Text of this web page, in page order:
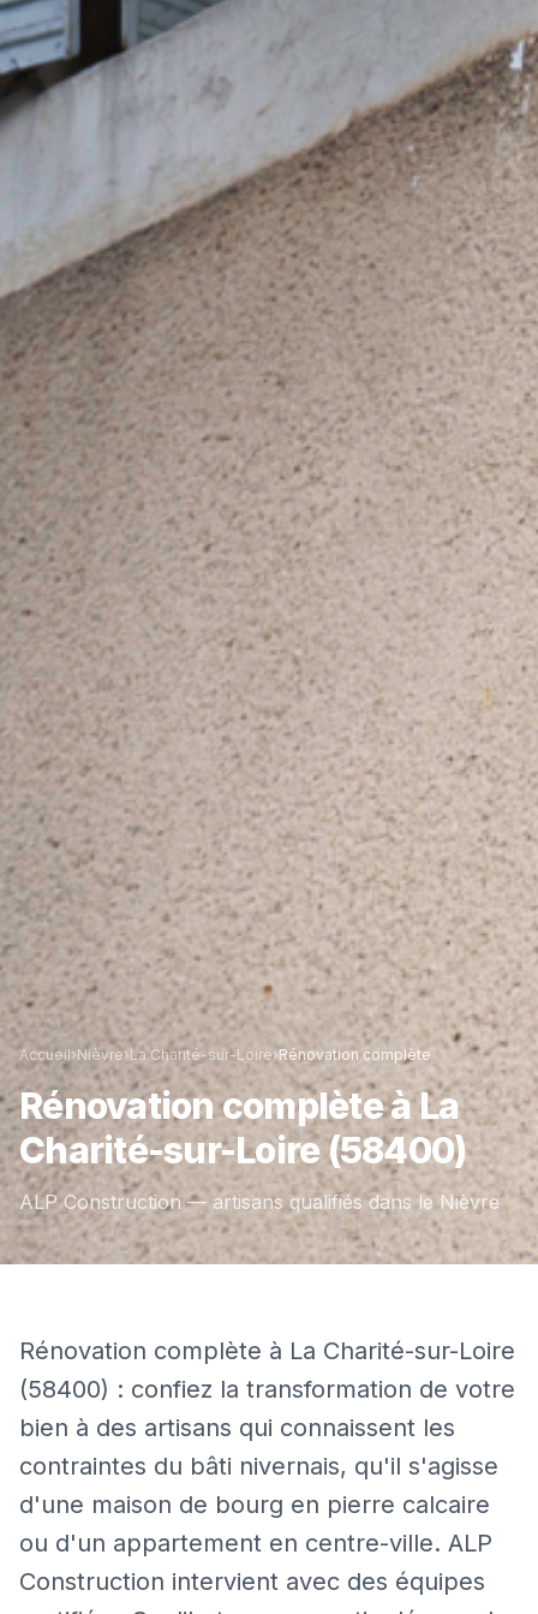
Accueil›Nièvre›La Charité-sur-Loire›Rénovation complète
Rénovation complèteàLa
Charité-sur-Loire(58400)
ALP Construction — artisans qualifiés dans leNièvre
Rénovation complète à La Charité-sur-Loire
(58400) : confiez la transformation de votre
bien à des artisans qui connaissent les
contraintes du bâti nivernais, qu'il s'agisse
d'une maison de bourg en pierre calcaire
ou d'un appartement en centre-ville. ALP
Construction intervient avec des équipes